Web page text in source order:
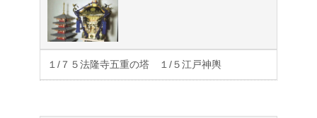
１/７５法隆寺五重の塔 １/５江戸神輿